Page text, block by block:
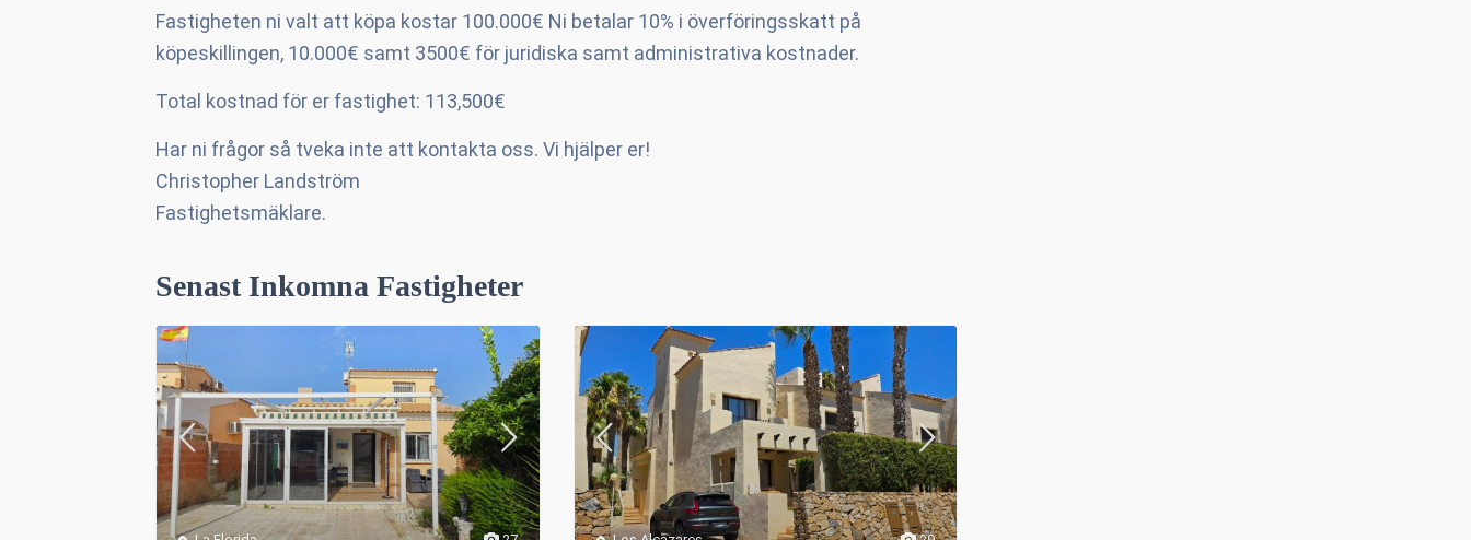
Fastigheten ni valt att köpa kostar 100.000€ Ni betalar 10% i överföringsskatt på
köpeskillingen, 10.000€ samt 3500€ för juridiska samt administrativa kostnader.
Total kostnad för er fastighet: 113,500€
Har ni frågor så tveka inte att kontakta oss. Vi hjälper er!
Christopher Landström
Fastighetsmäklare.
Senast Inkomna Fastigheter